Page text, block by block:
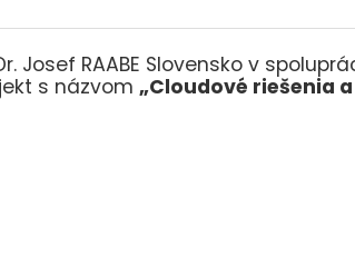
Josef RAABE Slovensko v
s názvom „Cloudové riešenia